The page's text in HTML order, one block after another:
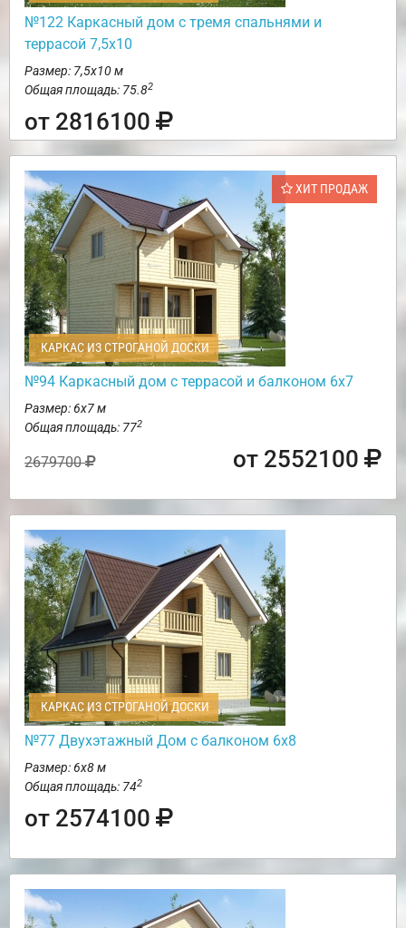
№122 Каркасный дом с тремя спальнями и
террасой 7,5х10
Размер: 7,5х10 м
Общая площадь: 75.82
от 2816100
ХИТ ПРОДАЖ
КАРКАС ИЗ СТРОГАНОЙ ДОСКИ
№94 Каркасный дом с террасой и балконом 6х7
Размер: 6х7 м
Общая площадь: 772
2679700 от 2552100
КАРКАС ИЗ СТРОГАНОЙ ДОСКИ
№77 Двухэтажный Дом с балконом 6х8
Размер: 6х8 м
Общая площадь: 742
от 2574100